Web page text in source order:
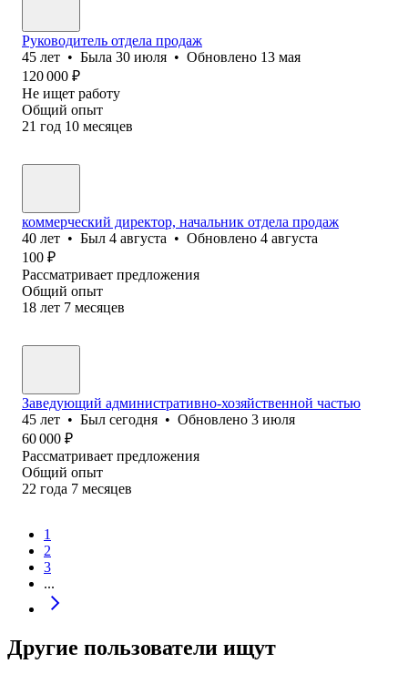
Руководитель отдела продаж
45 лет • Была 30 июля • Обновлено 13 мая
120 000 ₽
Не ищет работу
Общий опыт
21 год 10 месяцев
коммерческий директор, начальник отдела продаж
40 лет • Был 4 августа • Обновлено 4 августа
100 ₽
Рассматривает предложения
Общий опыт
18 лет 7 месяцев
Заведующий административно-хозяйственной частью
45 лет • Был сегодня • Обновлено 3 июля
60 000 ₽
Рассматривает предложения
Общий опыт
22 года 7 месяцев
1
2
3
...
Другие пользователи ищут